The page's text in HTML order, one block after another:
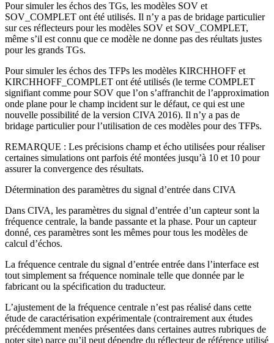
Pour simuler les échos des TGs, les modèles SOV et
SOV_COMPLET ont été utilisés. Il n’y a pas de bridage particulier
sur ces réflecteurs pour les modèles SOV et SOV_COMPLET,
même s’il est connu que ce modèle ne donne pas des réultats justes
pour les grands TGs.
Pour simuler les échos des TFPs les modèles KIRCHHOFF et
KIRCHHOFF_COMPLET ont été utilisés (le terme COMPLET
signifiant comme pour SOV que l’on s’affranchit de l’approximation
onde plane pour le champ incident sur le défaut, ce qui est une
nouvelle possibilité de la version CIVA 2016). Il n’y a pas de
bridage particulier pour l’utilisation de ces modèles pour des TFPs.
REMARQUE : Les précisions champ et écho utilisées pour réaliser
certaines simulations ont parfois été montées jusqu’à 10 et 10 pour
assurer la convergence des résultats.
Détermination des paramètres du signal d’entrée dans CIVA
Dans CIVA, les paramètres du signal d’entrée d’un capteur sont la
fréquence centrale, la bande passante et la phase. Pour un capteur
donné, ces paramètres sont les mêmes pour tous les modèles de
calcul d’échos.
La fréquence centrale du signal d’entrée entrée dans l’interface est
tout simplement sa fréquence nominale telle que donnée par le
fabricant ou la spécification du traducteur.
L’ajustement de la fréquence centrale n’est pas réalisé dans cette
étude de caractérisation expérimentale (contrairement aux études
précédemment menées présentées dans certaines autres rubriques de
noter site) parce qu’il peut dépendre du réflecteur de référence utilisé